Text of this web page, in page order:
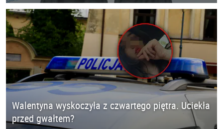
Walentyna wyskoczyła z czwartego piętra. Uciekła
przed gwałtem?